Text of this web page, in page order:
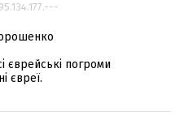
єврейські погроми
євреї.